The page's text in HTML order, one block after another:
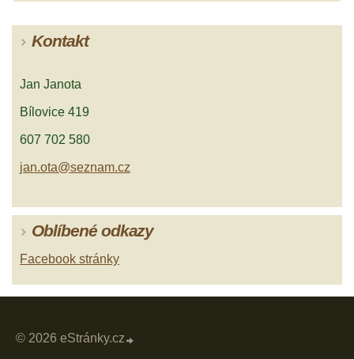
Kontakt
Jan Janota
Bílovice 419
607 702 580
jan.ota@seznam.cz
Oblíbené odkazy
Facebook stránky
© 2026 eStránky.cz